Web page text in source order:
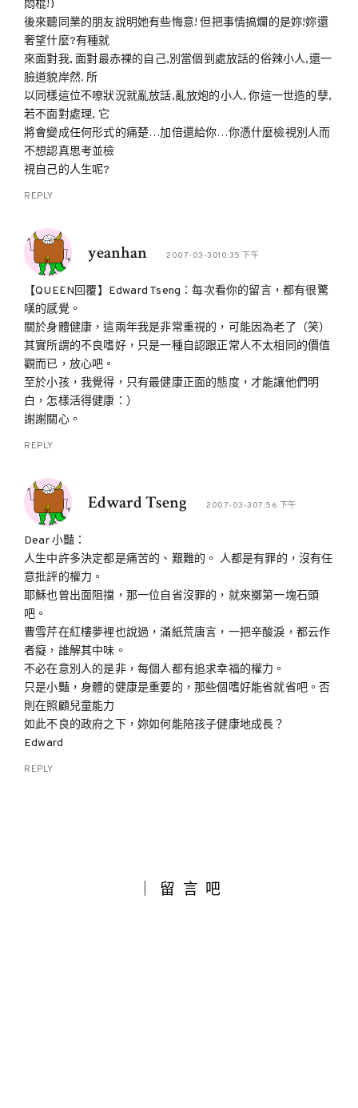
悶棍!)
後來聽同業的朋友說明她有些悔意! 但把事情搞爛的是妳!妳還
奢望什麼?有種就
來面對我, 面對最赤裸的自己,別當個到處放話的俗辣小人,還一
臉道貌岸然. 所
以同樣這位不嘹狀況就亂放話,亂放炮的小人, 你這一世造的孽,
若不面對處理, 它
將會變成任何形式的痛楚…加倍還給你…你憑什麼檢視別人而
不想認真思考並檢
視自己的人生呢?
REPLY
yeanhan 2007-03-3010:35 下午
【QUEEN回覆】Edward Tseng：每次看你的留言，都有很驚
嘆的感覺。
關於身體健康，這兩年我是非常重視的，可能因為老了（笑）
其實所謂的不良嗜好，只是一種自認跟正常人不太相同的價值
觀而已，放心吧。
至於小孩，我覺得，只有最健康正面的態度，才能讓他們明
白，怎樣活得健康：）
謝謝關心。
REPLY
Edward Tseng 2007-03-307:56 下午
Dear 小豔：
人生中許多決定都是痛苦的、艱難的。 人都是有罪的，沒有任
意批評的權力。
耶穌也曾出面阻擋，那一位自省沒罪的，就來擲第一塊石頭
吧。
曹雪芹在紅樓夢裡也說過，滿紙荒唐言，一把辛酸淚，都云作
者癡，誰解其中味。
不必在意別人的是非，每個人都有追求幸福的權力。
只是小豔，身體的健康是重要的，那些個嗜好能省就省吧。否
則在照顧兒童能力
如此不良的政府之下，妳如何能陪孩子健康地成長？
Edward
REPLY
｜留言吧